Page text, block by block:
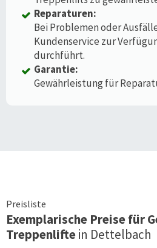
Reparaturen:
Bei Problemen oder
Kundenservice zur
durchführt.
Garantie:
Gewährleistung für
Preisliste
Exemplarische Preise für
Treppenliftein Dettelbach